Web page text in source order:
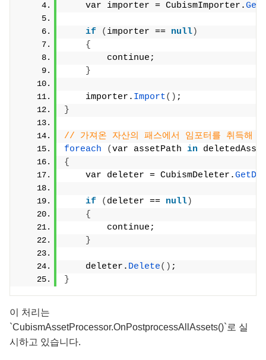
    var importer = CubismImporter.
if ( importer == null)
{
        continue;
}
    importer.
Import() ;
}
// 가져온 자산의 패스에서 임포터를 취득해
foreach
(var assetPath in
{
    var deleter = CubismDeleter.
if ( deleter == null)
{
        continue;
}
    deleter.
Delete() ;
}
이 처리는
`CubismAssetProcessor.OnPostprocessAllAssets()`로 실
시하고 있습니다.